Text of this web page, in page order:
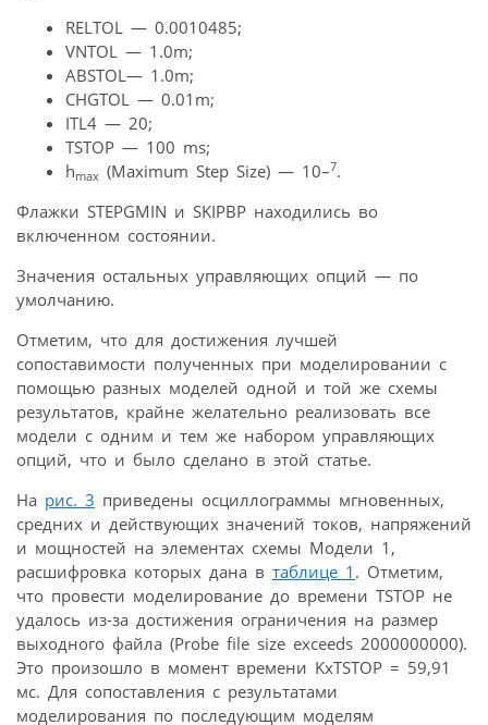
RELTOL — 0.0010485;
VNTOL — 1.0m;
ABSTOL— 1.0m;
CHGTOL — 0.01m;
ITL4 — 20;
TSTOP — 100 ms;
hmax (Maximum Step Size) — 10–7.
Флажки STEPGMIN и SKIPBP находились во
включенном состоянии.
Значения остальных управляющих опций — по
умолчанию.
Отметим, что для достижения лучшей
сопоставимости полученных при моделировании с
помощью разных моделей одной и той же схемы
результатов, крайне желательно реализовать все
модели с одним и тем же набором управляющих
опций, что и было сделано в этой статье.
На рис. 3 приведены осциллограммы мгновенных,
средних и действующих значений токов, напряжений
и мощностей на элементах схемы Модели 1,
расшифровка которых дана в таблице 1 . Отметим,
что провести моделирование до времени TSTOP не
удалось из-за достижения ограничения на размер
выходного файла (Probe file size exceeds 2000000000).
Это произошло в момент времени KxTSTOP = 59,91
мс. Для сопоставления с результатами
моделирования по последующим моделям